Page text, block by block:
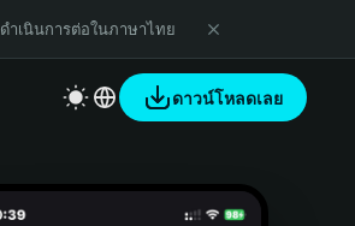
ดำเนินการต่อในภาษาไทย
ดาวน์โหลดเลย